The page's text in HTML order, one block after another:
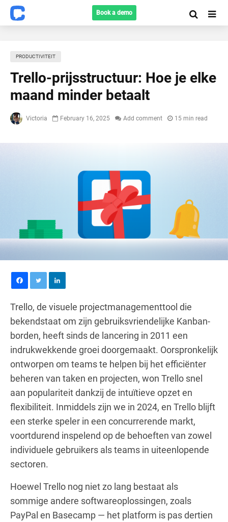
Book a demo
PRODUCTIVITEIT
Trello-prijsstructuur: Hoe je elke
maand minder betaalt
Victoria February 16, 2025 Add comment 15 min read
Trello, de visuele projectmanagementtool die
bekendstaat om zijn gebruiksvriendelijke Kanban-
borden, heeft sinds de lancering in 2011 een
indrukwekkende groei doorgemaakt. Oorspronkelijk
ontworpen om teams te helpen bij het efficiënter
beheren van taken en projecten, won Trello snel
aan populariteit dankzij de intuïtieve opzet en
flexibiliteit. Inmiddels zijn we in 2024, en Trello blijft
een sterke speler in een concurrerende markt,
voortdurend inspelend op de behoeften van zowel
individuele gebruikers als teams in uiteenlopende
sectoren.
Hoewel Trello nog niet zo lang bestaat als
sommige andere softwareoplossingen, zoals
PayPal en Basecamp — het platform is pas dertien